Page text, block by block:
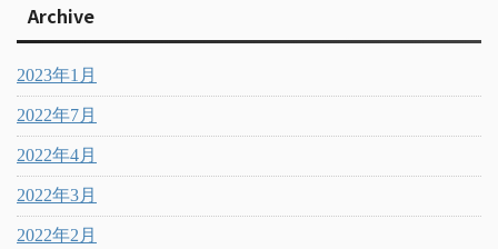
Archive
2023年1月
2022年7月
2022年4月
2022年3月
2022年2月